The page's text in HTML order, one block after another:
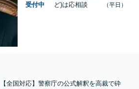
受付中
ど)は応相談
（平日）
全国対応】警察庁の公式解釈を高裁で砕